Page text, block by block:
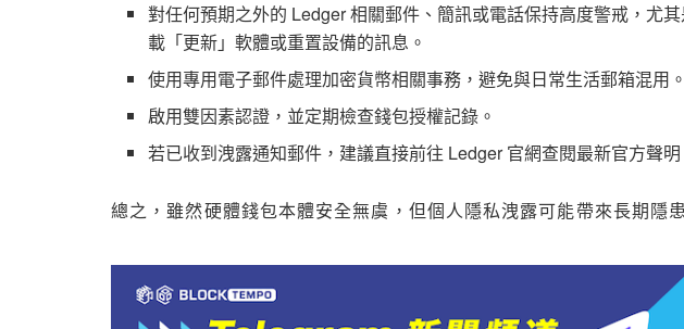
對任何預期之外的 Ledger 相關郵件、簡訊或電話保持高度警戒，尤
載「更新」軟體或重置設備的訊息。
使用專用電子郵件處理加密貨幣相關事務，避免與日常生活郵箱混用。
啟用雙因素認證，並定期檢查錢包授權記錄。
若已收到洩露通知郵件，建議直接前往 Ledger 官網查閱最新官方聲
總之，雖然硬體錢包本體安全無虞，但個人隱私洩露可能帶來長期隱